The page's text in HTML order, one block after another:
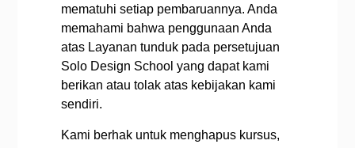
mematuhi setiap pembaruannya. Anda
memahami bahwa penggunaan Anda
atas Layanan tunduk pada persetujuan
Solo Design School yang dapat kami
berikan atau tolak atas kebijakan kami
sendiri.
Kami berhak untuk menghapus kursus,